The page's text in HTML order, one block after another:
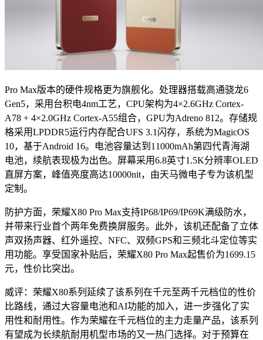
Pro Max版本的硬件规格更为旗舰化。处理器搭载高通骁龙6
Gen5，采用台积电4nm工艺，CPU架构为4×2.6GHz Cortex-
A78 + 4×2.0GHz Cortex-A55组合，GPU为Adreno 812。存储规
格采用LPDDR5运行内存配合UFS 3.1闪存，系统为MagicOS
10，基于Android 16。电池容量达到11000mAh第四代青海湖
电池，续航表现极为出色。屏幕采用6.8英寸1.5K分辨率OLED
直屏方案，峰值亮度高达10000nit，由天马微电子专为该机型
定制。
防护方面，荣耀X80 Pro Max支持IP68/IP69/IP69K满级防水，
并带来行业首个两年免费换屏服务。此外，该机还配备了立体
声双扬声器、红外遥控、NFC、双频GPS和三频北斗定位等实
用功能。享受国家补贴后，荣耀X80 Pro Max起售价为1699.15
元，性价比突出。
威评：荣耀X80系列延续了该系列在千元至两千元档位的性价
比路线，通过大容量电池和AI功能的加入，进一步强化了实
用性和耐用性。作为荣耀在千元档位的主力走量产品，该系列
有望成为长续航耐用机型市场的又一热门选择。对于预算在